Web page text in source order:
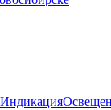
Индикация